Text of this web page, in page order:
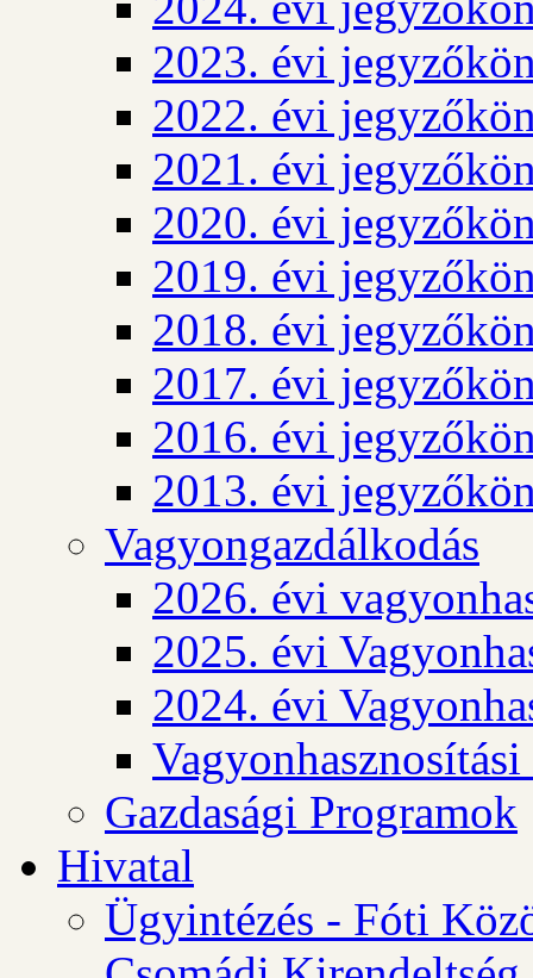
2023. évi
2022. évi
2021. évi
2020. évi
2019. évi
2018. évi
2017. évi
2016. évi
2013. évi
Vagyongazdálkodás
2026. évi
2025. évi
2024. évi
Gazdasági Programok
Hivatal
Ügyintézés - Fóti